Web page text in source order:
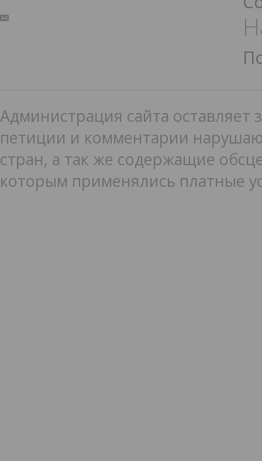
Администрация сайта оставляет
петиции и комментарии
стран, а так же содержащие
которым применялись платные